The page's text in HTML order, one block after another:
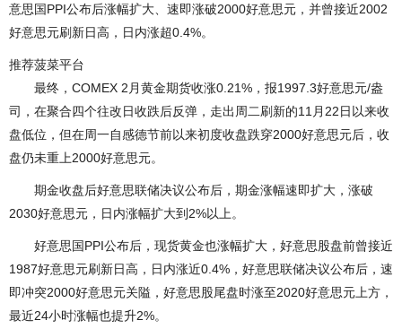
意思国PPI公布后涨幅扩大、速即涨破2000好意思元，并曾接近2002
好意思元刷新日高，日内涨超0.4%。
推荐菠菜平台
最终，COMEX 2月黄金期货收涨0.21%，报1997.3好意思元/盎
司，在聚合四个往改日收跌后反弹，走出周二刷新的11月22日以来收
盘低位，但在周一自感德节前以来初度收盘跌穿2000好意思元后，收
盘仍未重上2000好意思元。
期金收盘后好意思联储决议公布后，期金涨幅速即扩大，涨破
2030好意思元，日内涨幅扩大到2%以上。
好意思国PPI公布后，现货黄金也涨幅扩大，好意思股盘前曾接近
1987好意思元刷新日高，日内涨近0.4%，好意思联储决议公布后，速
即冲突2000好意思元关隘，好意思股尾盘时涨至2020好意思元上方，
最近24小时涨幅也提升2%。